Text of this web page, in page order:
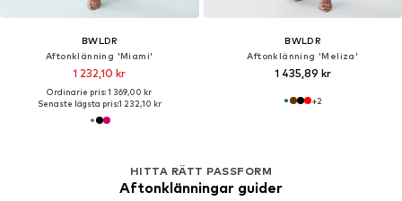
BWLDR
Aftonklänning 'Miami'
1 232,10 kr
Ordinarie pris: 1 369,00 kr
Senaste lägsta pris:1 232,10 kr
BWLDR
Aftonklänning 'Meliza'
1 435,89 kr
+2
HITTA RÄTT PASSFORM
Aftonklänningar guider